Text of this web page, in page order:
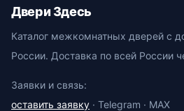
Двери Здесь
Каталог межкомнатных дверей с
России. Доставка по всей России
Заявки и связь:
оставить заявку · Telegram · MAX